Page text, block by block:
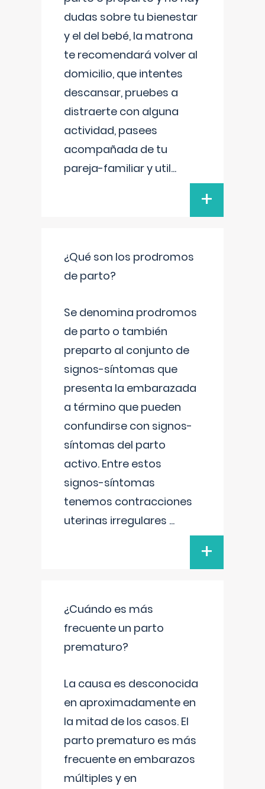
dudas sobre tu bienestar
y el del bebé, la matrona
te recomendará volver al
domicilio, que intentes
descansar, pruebes a
distraerte con alguna
actividad, pasees
acompañada de tu
pareja-familiar y util...
+
¿Qué son los prodromos
de parto?
Se denomina prodromos
de parto o también
preparto al conjunto de
signos-síntomas que
presenta la embarazada
a término que pueden
confundirse con signos-
síntomas del parto
activo. Entre estos
signos-síntomas
tenemos contracciones
uterinas irregulares ...
+
¿Cuándo es más
frecuente un parto
prematuro?
La causa es desconocida
en aproximadamente en
la mitad de los casos. El
parto prematuro es más
frecuente en embarazos
múltiples y en